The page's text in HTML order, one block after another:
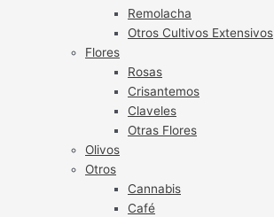
Remolacha
Otros Cultivos Extensivos
Flores
Rosas
Crisantemos
Claveles
Otras Flores
Olivos
Otros
Cannabis
Café